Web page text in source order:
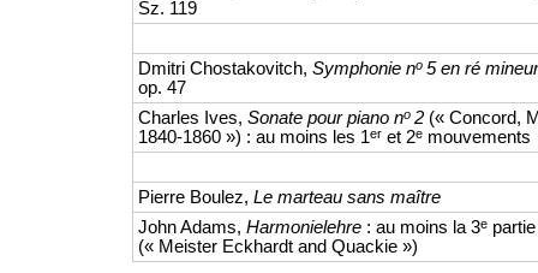
Sz. 119
Dmitri Chostakovitch,Symphonie no 5 en ré
op. 47
Charles Ives,Sonate pour piano no 2 (« Concord,
1840-1860 ») : au moins les 1er et 2e mouvements
Pierre Boulez,Le marteau sans maître
John Adams,Harmonielehre : au moins la 3e partie
(« Meister Eckhardt and Quackie »)